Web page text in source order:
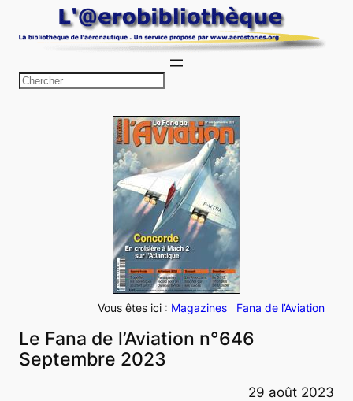
au
c
h
e
r
c
e
r
Vous êtes ici : Magazines Fana de l’Aviation
Le Fana de l’Aviation n°646
Septembre 2023
29 août 2023